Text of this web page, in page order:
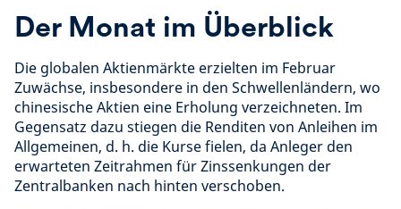
Der Monat im Überblick
Die globalen Aktienmärkte erzielten im Februar
Zuwächse, insbesondere in den Schwellenländern, wo
chinesische Aktien eine Erholung verzeichneten. Im
Gegensatz dazu stiegen die Renditen von Anleihen im
Allgemeinen, d. h. die Kurse fielen, da Anleger den
erwarteten Zeitrahmen für Zinssenkungen der
Zentralbanken nach hinten verschoben.